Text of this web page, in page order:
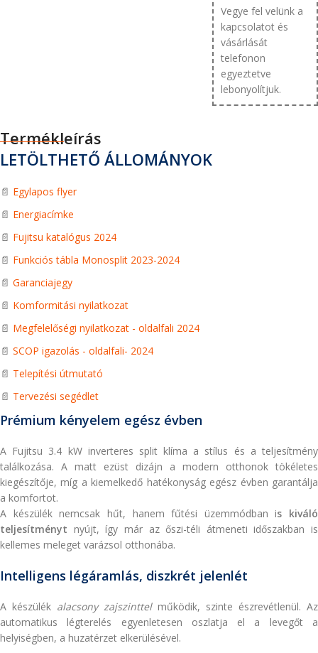
Vegye fel velünk a
kapcsolatot és
vásárlását
telefonon
egyeztetve
lebonyolítjuk.
Termékleírás
LETÖLTHETŐ ÁLLOMÁNYOK
📄 Egylapos flyer
📄 Energiacímke
📄 Fujitsu katalógus 2024
📄 Funkciós tábla Monosplit 2023-2024
📄 Garanciajegy
📄 Komformitási nyilatkozat
📄 Megfelelőségi nyilatkozat - oldalfali 2024
📄 SCOP igazolás - oldalfali- 2024
📄 Telepítési útmutató
📄 Tervezési segédlet
Prémium kényelem egész évben
A Fujitsu 3.4 kW inverteres split klíma a stílus és a teljesítmény
találkozása. A matt ezüst dizájn a modern otthonok tökéletes
kiegészítője, míg a kiemelkedő hatékonyság egész évben garantálja
a komfortot.
A készülék nemcsak hűt, hanem fűtési üzemmódban is kiváló
teljesítményt nyújt, így már az őszi-téli átmeneti időszakban is
kellemes meleget varázsol otthonába.
Intelligens légáramlás, diszkrét jelenlét
A készülék alacsony zajszinttelműködik, szinte észrevétlenül. Az
automatikus légterelés egyenletesen oszlatja el a levegőt a
helyiségben, a huzatérzet elkerülésével.